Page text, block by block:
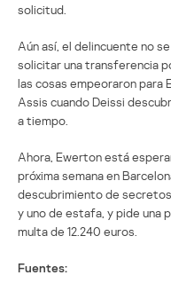
solicitud.
Aún así, el delincuente no
solicitar una transferencia
las cosas empeoraron para
Assis cuando Deissi
a tiempo.
Ahora, Ewerton está
próxima semana en
descubrimiento de
y uno de estafa, y pide una
multa de 12.240 euros.
Fuentes: